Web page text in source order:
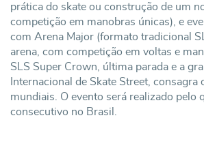
prática do skate ou construção de um
competição em manobras únicas), e
com Arena Major (formato tradicional
arena, com competição em voltas e
SLS Super Crown, última parada e a
Internacional de Skate Street, consagra
mundiais. O evento será realizado pelo
consecutivo no Brasil.